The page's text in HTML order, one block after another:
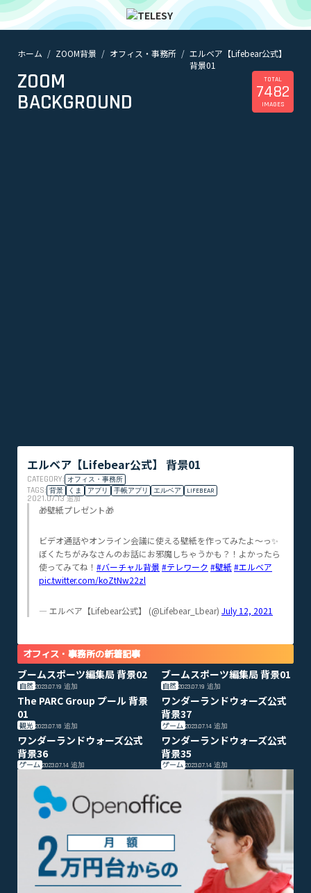
ホーム
ニュース
TELESYについて
ホーム ZOOM背景 オフィス・事務所
エルベア【Lifebear公式】
背景01
ZOOM
BACKGROUND
TOTAL
7482
IMAGES
エルベア【Lifebear公式】 背景01
CATEGORY: オフィス・事務所
TAGS: 背景 くま アプリ 手帳アプリ エルベア LIFEBEAR
2021.07.13追加
🎁壁紙プレゼント🎁
ビデオ通話やオンライン会議に使える壁紙を作ってみたよ〜っ✨
ぼくたちがみなさんのお話にお邪魔しちゃうかも？！よかったら
使ってみてね！ #バーチャル背景 #テレワーク #壁紙#エルベア
pic.twitter.com/koZtNw22zl
— エルベア【Lifebear公式】 (@Lifebear_Lbear) July 12, 2021
オフィス・事務所の新着記事
ブームスポーツ編集局 背景02
自然 2023.07.19 追加
ブームスポーツ編集局 背景01
自然 2023.07.19追加
The PARC Group プール 背景
01
観光 2023.07.18 追加
ワンダーランドウォーズ公式
背景37
ゲーム 2023.07.14追加
ワンダーランドウォーズ公式
背景36
ゲーム 2023.07.14 追加
ワンダーランドウォーズ公式
背景35
ゲーム 2023.07.14追加